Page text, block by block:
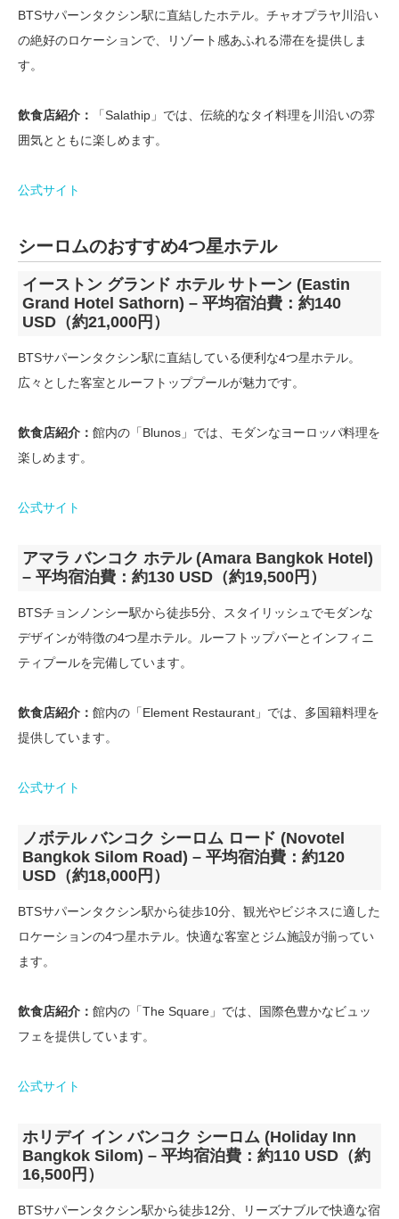
BTSサパーンタクシン駅に直結したホテル。チャオプラヤ川沿い
の絶好のロケーションで、リゾート感あふれる滞在を提供しま
す。
飲食店紹介：
「Salathip」では、伝統的なタイ料理を川沿いの雰
囲気とともに楽しめます。
公式サイト
シーロムのおすすめ4つ星ホテル
イーストン グランド ホテル サトーン (Eastin
Grand Hotel Sathorn) – 平均宿泊費：約140
USD（約21,000円）
BTSサパーンタクシン駅に直結している便利な4つ星ホテル。
広々とした客室とルーフトッププールが魅力です。
飲食店紹介： 館内の「Blunos」では、モダンなヨーロッパ料理を
楽しめます。
公式サイト
アマラ バンコク ホテル (Amara Bangkok Hotel)
– 平均宿泊費：約130 USD（約19,500円）
BTSチョンノンシー駅から徒歩5分、スタイリッシュでモダンな
デザインが特徴の4つ星ホテル。ルーフトップバーとインフィニ
ティプールを完備しています。
飲食店紹介： 館内の「Element Restaurant」では、多国籍料理を
提供しています。
公式サイト
ノボテル バンコク シーロム ロード (Novotel
Bangkok Silom Road) – 平均宿泊費：約120
USD（約18,000円）
BTSサパーンタクシン駅から徒歩10分、観光やビジネスに適した
ロケーションの4つ星ホテル。快適な客室とジム施設が揃ってい
ます。
飲食店紹介： 館内の「The Square」では、国際色豊かなビュッ
フェを提供しています。
公式サイト
ホリデイ イン バンコク シーロム (Holiday Inn
Bangkok Silom) – 平均宿泊費：約110 USD（約
16,500円）
BTSサパーンタクシン駅から徒歩12分、リーズナブルで快適な宿